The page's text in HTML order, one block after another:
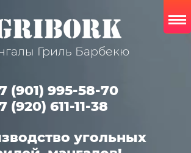
Гриль Барбекю
(901) 995-58-70
(920) 611-11-38
угольных